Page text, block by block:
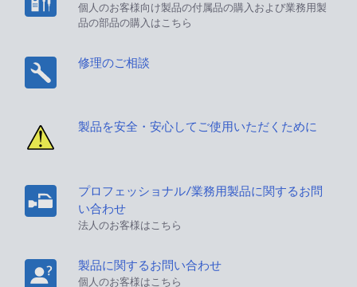
個人のお客様向け製品の付属品の購入および業務用製
品の部品の購入はこちら
修理のご相談
製品を安全・安心してご使用いただくために
プロフェッショナル/業務用製品に関するお問
い合わせ
法人のお客様はこちら
製品に関するお問い合わせ
個人のお客様はこちら